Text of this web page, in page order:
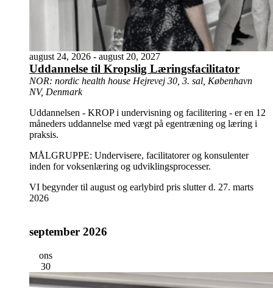
august 24, 2026 - august 20, 2027
Uddannelse til Kropslig Læringsfacilitator
NOR: nordic health house Hejrevej 30, 3. sal, København
NV, Denmark
Uddannelsen - KROP i undervisning og facilitering - er en 12
måneders uddannelse med vægt på egentræning og læring i
praksis.
MÅLGRUPPE: Undervisere, facilitatorer og konsulenter
inden for voksenlæring og udviklingsprocesser.
VI begynder til august og earlybird pris slutter d. 27. marts
2026
september 2026
ons
30